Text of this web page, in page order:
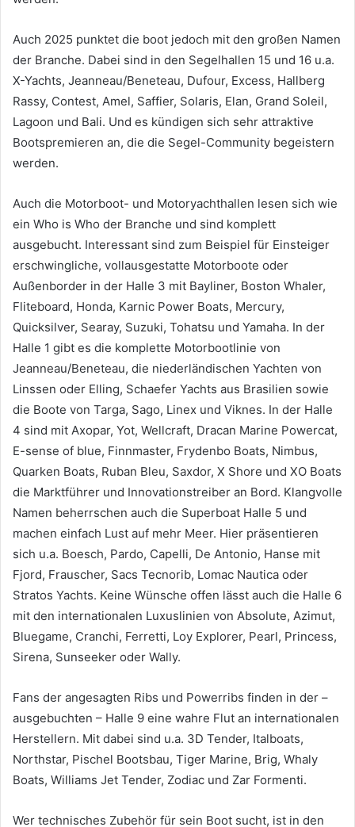
Auch 2025 punktet die boot jedoch mit den großen Namen
der Branche. Dabei sind in den Segelhallen 15 und 16 u.a.
X-Yachts, Jeanneau/Beneteau, Dufour, Excess, Hallberg
Rassy, Contest, Amel, Saffier, Solaris, Elan, Grand Soleil,
Lagoon und Bali. Und es kündigen sich sehr attraktive
Bootspremieren an, die die Segel-Community begeistern
werden.
Auch die Motorboot- und Motoryachthallen lesen sich wie
ein Who is Who der Branche und sind komplett
ausgebucht. Interessant sind zum Beispiel für Einsteiger
erschwingliche, vollausgestatte Motorboote oder
Außenborder in der Halle 3 mit Bayliner, Boston Whaler,
Fliteboard, Honda, Karnic Power Boats, Mercury,
Quicksilver, Searay, Suzuki, Tohatsu und Yamaha. In der
Halle 1 gibt es die komplette Motorbootlinie von
Jeanneau/Beneteau, die niederländischen Yachten von
Linssen oder Elling, Schaefer Yachts aus Brasilien sowie
die Boote von Targa, Sago, Linex und Viknes. In der Halle
4 sind mit Axopar, Yot, Wellcraft, Dracan Marine Powercat,
E-sense of blue, Finnmaster, Frydenbo Boats, Nimbus,
Quarken Boats, Ruban Bleu, Saxdor, X Shore und XO Boats
die Marktführer und Innovationstreiber an Bord. Klangvolle
Namen beherrschen auch die Superboat Halle 5 und
machen einfach Lust auf mehr Meer. Hier präsentieren
sich u.a. Boesch, Pardo, Capelli, De Antonio, Hanse mit
Fjord, Frauscher, Sacs Tecnorib, Lomac Nautica oder
Stratos Yachts. Keine Wünsche offen lässt auch die Halle 6
mit den internationalen Luxuslinien von Absolute, Azimut,
Bluegame, Cranchi, Ferretti, Loy Explorer, Pearl, Princess,
Sirena, Sunseeker oder Wally.
Fans der angesagten Ribs und Powerribs finden in der –
ausgebuchten – Halle 9 eine wahre Flut an internationalen
Herstellern. Mit dabei sind u.a. 3D Tender, Italboats,
Northstar, Pischel Bootsbau, Tiger Marine, Brig, Whaly
Boats, Williams Jet Tender, Zodiac und Zar Formenti.
Wer technisches Zubehör für sein Boot sucht, ist in den